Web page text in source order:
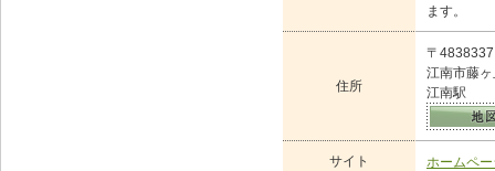
ます。
住所
〒4838337
江南市藤
江南駅
サイト ホームペ